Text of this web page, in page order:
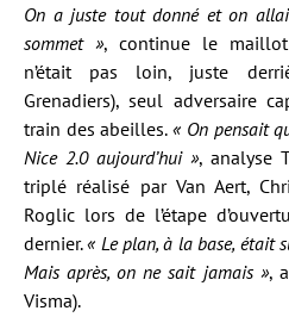
On a juste tout donné et on
sommet », continue le maillot
n’était pas loin, juste
Grenadiers), seul adversaire
train des abeilles.« On pensait
Nice 2.0 aujourd’hui », analyse
triplé réalisé par Van Aert,
Roglic lors de l’étape
dernier.« Le plan, à la base, était
Mais après, on ne sait jamais »,
Visma).